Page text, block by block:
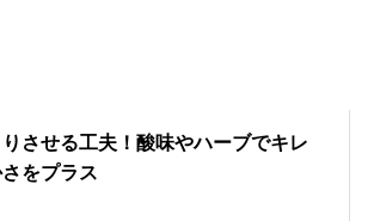
させる工夫！酸味やハーブでキレ
をプラス